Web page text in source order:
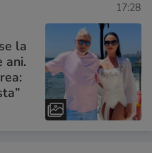
17:28
la
ani.